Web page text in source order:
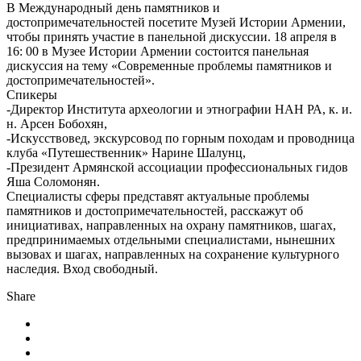
В Международный день памятников и
достопримечательностей посетите Музей Истории Армении,
чтобы принять участие в панельной дискуссии. 18 апреля в
16: 00 в Музее Истории Армении состоится панельная
дискуссия на тему «Современные проблемы памятников и
достопримечательностей».
Спикеры
-Директор Института археологии и этнографии НАН РА, к. и.
н. Арсен Бобохян,
-Искусствовед, экскурсовод по горным походам и проводница
клуба «Путешественник» Нарине Шалунц,
-Президент Армянской ассоциации профессиональных гидов
Яша Соломонян.
Специалисты сферы представят актуальные проблемы
памятников и достопримечательностей, расскажут об
инициативах, направленных на охрану памятников, шагах,
предпринимаемых отдельными специалистами, нынешних
вызовах и шагах, направленных на сохранение культурного
наследия. Вход свободный.
Share